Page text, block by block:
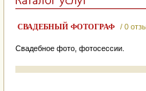
СВАДЕБНЫЙ ФОТОГРАФ / 0
Свадебное фото, фотосессии.